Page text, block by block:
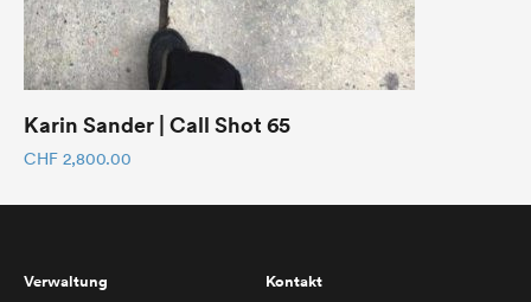
Karin Sander | Call Shot 65
CHF 2,800.00
Verwaltung Kontakt